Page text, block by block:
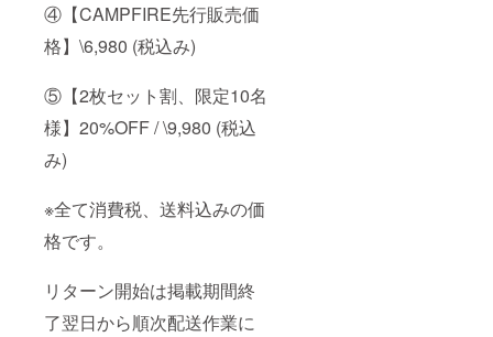
④【CAMPFIRE先行販売価
格】\6,980 (税込み)
⑤【2枚セット割、限定10名
様】20%OFF / \9,980 (税込
み)
※全て消費税、送料込みの価
格です。
リターン開始は掲載期間終
了翌日から順次配送作業に